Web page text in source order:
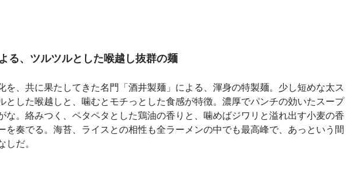
る、ツルツルとした喉越し抜群の麺
を、共に果たしてきた名門「酒井製麺」による、渾身の特製麺。少し短めな太ス
とした喉越しと、噛むとモチっとした食感が特徴。濃厚でパンチの効いたスープ
な。絡みつく、ペタペタとした鶏油の香りと、噛めばジワリと溢れ出す小麦の香
を奏でる。海苔、ライスとの相性も全ラーメンの中でも最高峰で、あっという間
しだ。